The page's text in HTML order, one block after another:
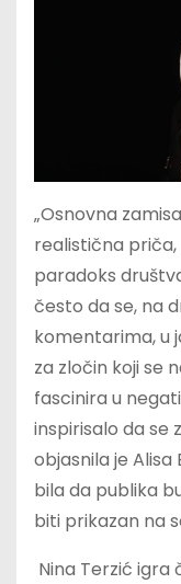
„Osnovna
realistična priča,
paradoks
često da se, na
komentarima, u
za zločin koji se
fascinira u
inspirisalo da
objasnila je Alisa
bila da publika
biti prikazan na
Nina Terzić igra